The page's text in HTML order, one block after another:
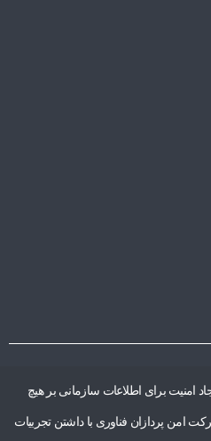
امنیت برای اطلاعات سازمانی بر هیچ
امن پردازان فناوری با داشتن تجربیات